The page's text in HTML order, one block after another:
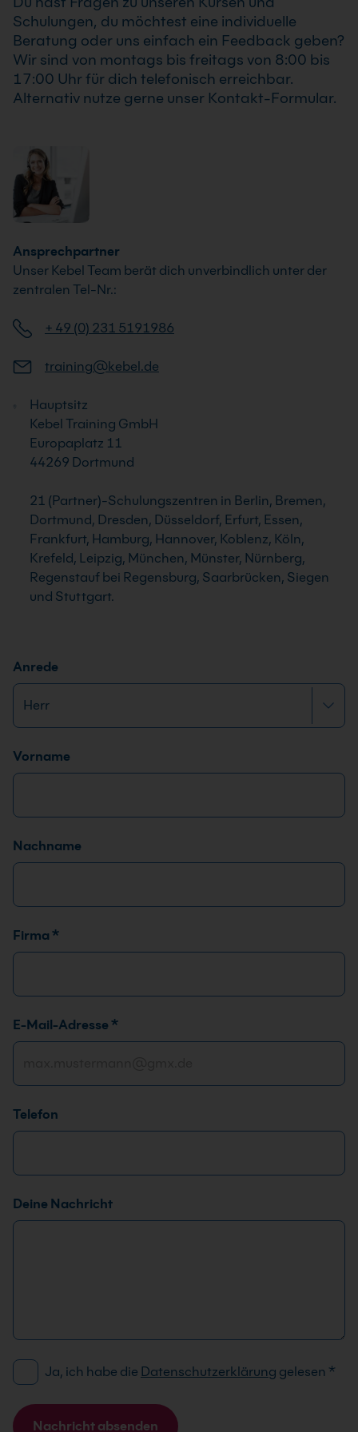
Anforderungen Deines Unternehmens an.
Schulungen, du möchtest eine individuelle
Beratung oder uns einfach ein Feedback geben?
Wir sind von montags bis freitags von 8:00 bis
17:00 Uhr für dich telefonisch erreichbar.
Alternativ nutze gerne unser Kontakt-Formular.
Ansprechpartner
Unser Kebel Team berät dich unverbindlich unter der
zentralen Tel-Nr.:
+ 49 (0) 231 5191986
training@kebel.de
Hauptsitz
Kebel Training GmbH
Europaplatz 11
44269 Dortmund
21 (Partner)-Schulungszentren in Berlin, Bremen,
Dortmund, Dresden, Düsseldorf, Erfurt, Essen,
Frankfurt, Hamburg, Hannover, Koblenz, Köln,
Krefeld, Leipzig, München, Münster, Nürnberg,
Regenstauf bei Regensburg, Saarbrücken, Siegen
und Stuttgart.
Anrede
Name*
Vorname
Nachname
Firma *
E
-
a
-
d
r
E-Mail-Adresse *
Telefon
Deine Nachricht
D
S
G
V
Ja, ich habe die Datenschutzerklärung gelesen *
Nachricht absenden